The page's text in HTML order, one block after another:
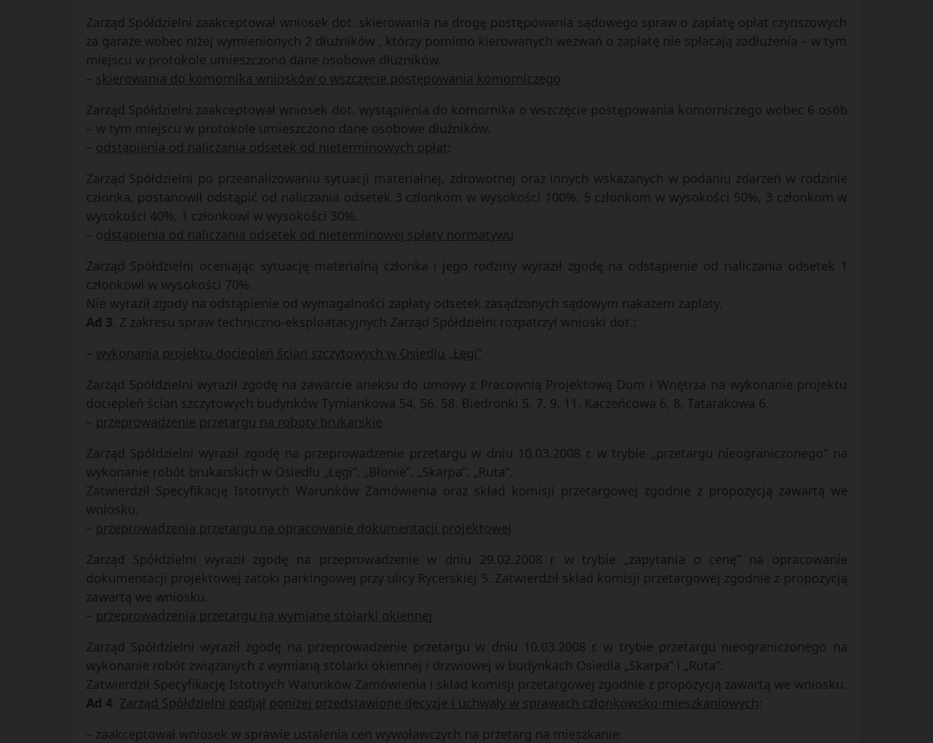
Zarząd Spółdzielni zaakceptował wniosek dot. skierowania na drogę postępowania sądowego spraw o zapłatę opłat czynszowych
za garaże wobec niżej wymienionych 2 dłużników , którzy pomimo kierowanych wezwań o zapłatę nie spłacają zadłużenia – w tym
miejscu w protokole umieszczono dane osobowe dłużników.
– skierowania do komornika wniosków o wszczęcie postępowania komorniczego
Zarząd Spółdzielni zaakceptował wniosek dot. wystąpienia do komornika o wszczęcie postępowania komorniczego wobec 6 osób
– w tym miejscu w protokole umieszczono dane osobowe dłużników.
– odstąpienia od naliczania odsetek od nieterminowych opłat:
Zarząd Spółdzielni po przeanalizowaniu sytuacji materialnej, zdrowotnej oraz innych wskazanych w podaniu zdarzeń w rodzinie
członka, postanowił odstąpić od naliczania odsetek 3 członkom w wysokości 100%, 5 członkom w wysokości 50%, 3 członkom w
wysokości 40%, 1 członkowi w wysokości 30%.
– odstąpienia od naliczania odsetek od nieterminowej spłaty normatywu
Zarząd Spółdzielni oceniając sytuację materialną członka i jego rodziny wyraził zgodę na odstąpienie od naliczania odsetek 1
członkowi w wysokości 70%.
Nie wyraził zgody na odstąpienie od wymagalności zapłaty odsetek zasądzonych sądowym nakazem zapłaty.
Ad 3. Z zakresu spraw techniczno-eksploatacyjnych Zarząd Spółdzielni rozpatrzył wnioski dot.:
– wykonania projektu dociepleń ścian szczytowych w Osiedlu „Łęgi”
Zarząd Spółdzielni wyraził zgodę na zawarcie aneksu do umowy z Pracownią Projektową Dom i Wnętrza na wykonanie projektu
dociepleń ścian szczytowych budynków Tymiankowa 54, 56, 58, Biedronki 5, 7, 9, 11, Kaczeńcowa 6, 8, Tatarakowa 6.
– przeprowadzenie przetargu na roboty brukarskie
Zarząd Spółdzielni wyraził zgodę na przeprowadzenie przetargu w dniu 10.03.2008 r. w trybie „przetargu nieograniczonego” na
wykonanie robót brukarskich w Osiedlu „Łęgi”, „Błonie”, „Skarpa”, „Ruta”.
Zatwierdził Specyfikację Istotnych Warunków Zamówienia oraz skład komisji przetargowej zgodnie z propozycją zawartą we
wniosku.
– przeprowadzenia przetargu na opracowanie dokumentacji projektowej
Zarząd Spółdzielni wyraził zgodę na przeprowadzenie w dniu 29.02.2008 r. w trybie „zapytania o cenę” na opracowanie
dokumentacji projektowej zatoki parkingowej przy ulicy Rycerskiej 5. Zatwierdził skład komisji przetargowej zgodnie z propozycją
zawartą we wniosku.
– przeprowadzenia przetargu na wymianę stolarki okiennej
Zarząd Spółdzielni wyraził zgodę na przeprowadzenie przetargu w dniu 10.03.2008 r. w trybie przetargu nieograniczonego na
wykonanie robót związanych z wymianą stolarki okiennej i drzwiowej w budynkach Osiedla „Skarpa” i „Ruta”.
Zatwierdził Specyfikację Istotnych Warunków Zamówienia i skład komisji przetargowej zgodnie z propozycją zawartą we wniosku.
Ad 4. Zarząd Spółdzielni podjął poniżej przedstawione decyzje i uchwały w sprawach członkowsko-mieszkaniowych:
– zaakceptował wniosek w sprawie ustalenia cen wywoławczych na przetarg na mieszkanie: